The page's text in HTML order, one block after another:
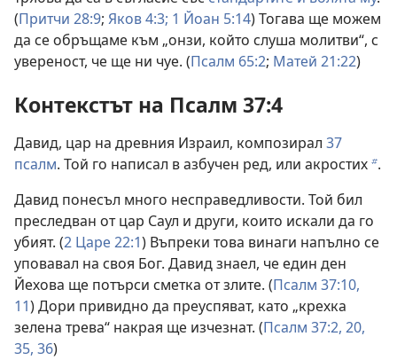
(Притчи 28:9; Яков 4:3; 1 Йоан 5:14) Тогава ще можем
да се обръщаме към „онзи, който слуша молитви“, с
увереност, че ще ни чуе. (Псалм 65:2; Матей 21:22)
Контекстът на Псалм 37:4
Давид, цар на древния Израил, композирал 37
псалм. Той го написал в азбучен ред, или акростихb.
Давид понесъл много несправедливости. Той бил
преследван от цар Саул и други, които искали да го
убият. (2 Царе 22:1) Въпреки това винаги напълно се
уповавал на своя Бог. Давид знаел, че един ден
Йехова ще потърси сметка от злите. (Псалм 37:10,
11) Дори привидно да преуспяват, като „крехка
зелена трева“ накрая ще изчезнат. (Псалм 37:2, 20,
35, 36)